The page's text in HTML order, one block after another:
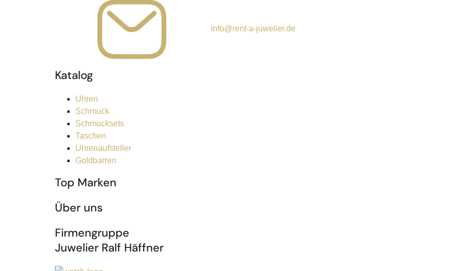
info@rent-a-juwelier.de
Katalog
Uhren
Schmuck
Schmucksets
Taschen
Uhrenaufsteller
Goldbarren
Top Marken
Über uns
Firmengruppe
Juwelier Ralf Häffner